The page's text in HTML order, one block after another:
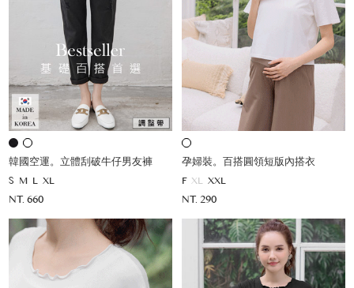
韓國空運。立體刮破牛仔男友褲
S M L XL
NT. 660
孕婦裝。百搭圓領短版內搭衣
F XL XXL
NT. 290